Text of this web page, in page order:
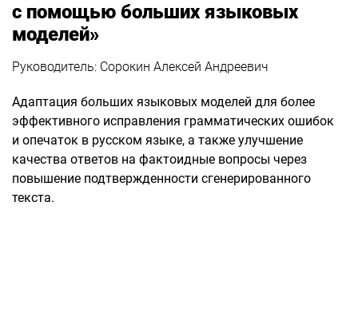
с помощью больших языковых
моделей»
Руководитель: Сорокин Алексей Андреевич
Адаптация больших языковых моделей для более
эффективного исправления грамматических ошибок
и опечаток в русском языке, а также улучшение
качества ответов на фактоидные вопросы через
повышение подтвержденности сгенерированного
текста.